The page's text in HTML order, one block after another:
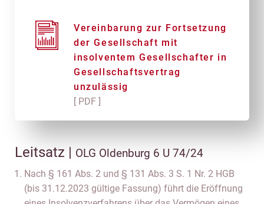
Vereinbarung zur Fortsetzung
der Gesellschaft mit
insolventem Gesellschafter in
Gesellschaftsvertrag
unzulässig
[ PDF ]
Leitsatz | OLG Oldenburg 6 U 74/24
Nach § 161 Abs. 2 und § 131 Abs. 3 S. 1 Nr. 2 HGB
(bis 31.12.2023 gültige Fassung) führt die Eröffnung